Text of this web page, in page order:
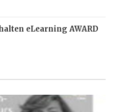
eLearning AWARD